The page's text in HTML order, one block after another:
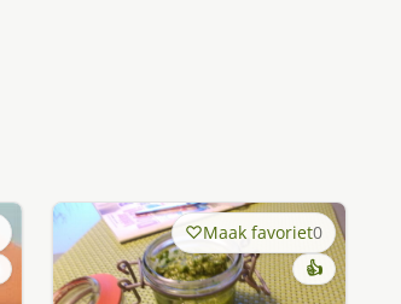
Maak favoriet0
👍